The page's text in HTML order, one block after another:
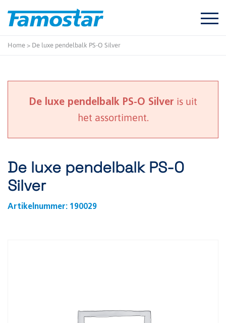
content
Home > De luxe pendelbalk PS-O Silver
De luxe pendelbalk PS-O Silver is uit
het assortiment.
De luxe pendelbalk PS-O
Silver
Artikelnummer: 190029